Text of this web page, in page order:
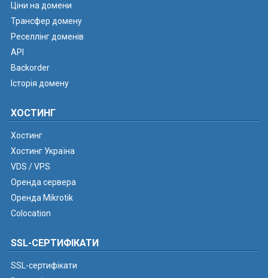
Ціни на домени
Трансфер домену
Реселлінг доменів
API
Backorder
Історія домену
ХОСТИНГ
Хостинг
Хостинг Україна
VDS / VPS
Оренда сервера
Оренда Mikrotik
Colocation
SSL-СЕРТИФІКАТИ
SSL-сертифікати